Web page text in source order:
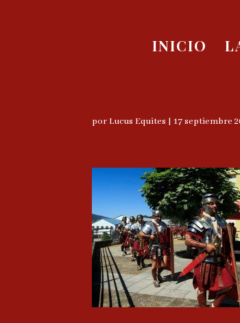
INICIO
porLucus Equites |17 septiembre